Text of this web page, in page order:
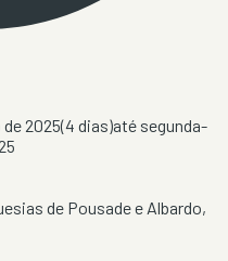
2025(4 dias)até segunda-
de Pousade e Albardo,